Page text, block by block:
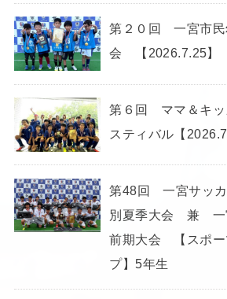
第２０回 一宮市民
会 【2026.7.25】
第６回 ママ＆キッ
スティバル【
第48回 一宮サッ
別夏季大会 兼 一
前期大会 【スポー
プ】5年生